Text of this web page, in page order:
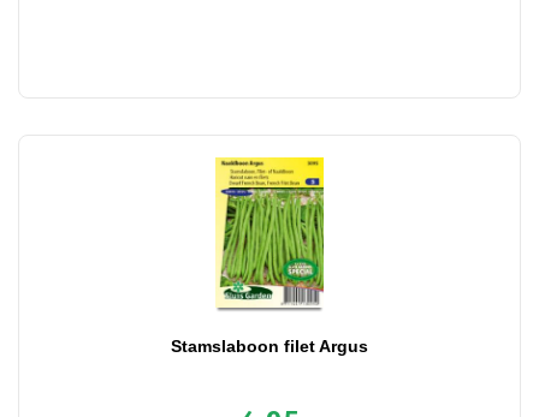
Stamslaboon filet Argus